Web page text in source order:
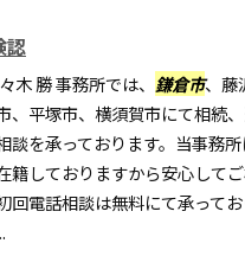
認
木 勝 事務所では、 鎌倉市、藤
、平塚市、横須賀市にて相続、
談を承っております。当事務
籍しておりますから安心してご
回電話相談は無料にて承って